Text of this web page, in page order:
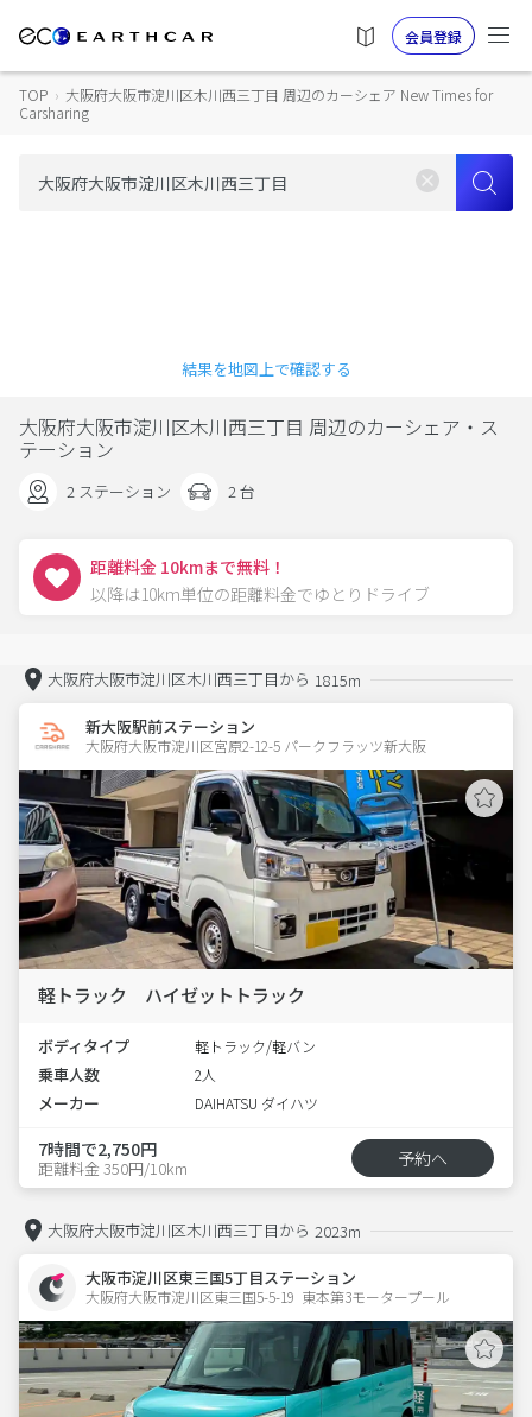
会員登録
TOP › 大阪府大阪市淀川区木川西三丁目 周辺のカーシェア New Times for
Carsharing
結果を地図上で確認する
大阪府大阪市淀川区木川西三丁目 周辺のカーシェア・ス
テーション
2 ステーション 2 台
距離料金 10kmまで無料！
以降は10km単位の距離料金でゆとりドライブ
大阪府大阪市淀川区木川西三丁目から 1815m
新大阪駅前ステーション
大阪府大阪市淀川区宮原2-12-5 パークフラッツ新大阪
軽トラック ハイゼットトラック
ボディタイプ 軽トラック/軽バン
乗車人数 2人
メーカー DAIHATSU ダイハツ
7時間で2,750円
距離料金 350円/10km 予約へ
大阪府大阪市淀川区木川西三丁目から 2023m
大阪市淀川区東三国5丁目ステーション
大阪府大阪市淀川区東三国5-5-19  東本第3モータープール